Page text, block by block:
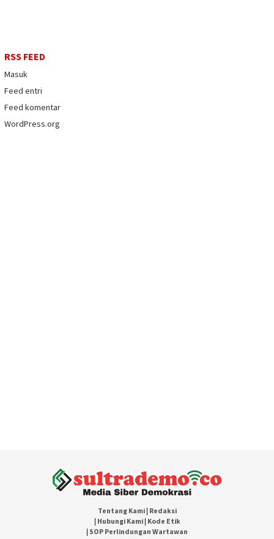
RSS FEED
Masuk
Feed entri
Feed komentar
WordPress.org
Tentang Kami| Redaksi
| Hubungi Kami| Kode Etik
| SOP Perlindungan Wartawan